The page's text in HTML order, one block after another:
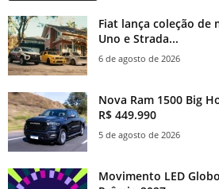
Fiat lança coleção de
Uno e Strada...
6 de agosto de 2026
Nova Ram 1500 Big
R$ 449.990
5 de agosto de 2026
Movimento LED